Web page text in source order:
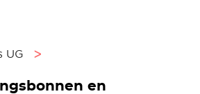
UG ᐳ
en